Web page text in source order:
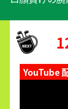
YouTube